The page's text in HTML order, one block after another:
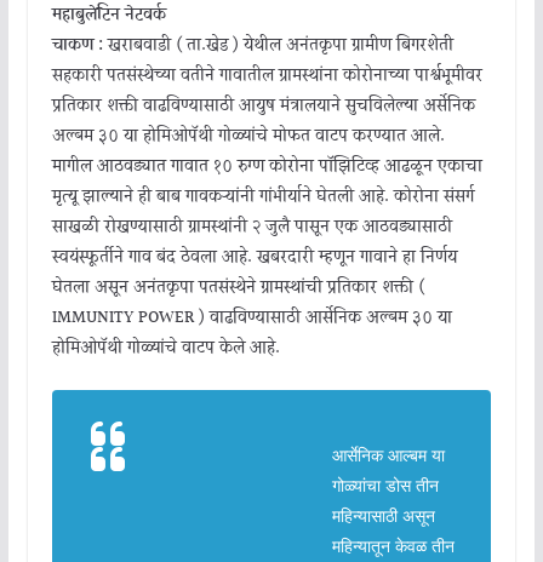
महाबुलेटिन नेटवर्क
चाकण :खराबवाडी ( ता.खेड ) येथील अनंतकृपा ग्रामीण बिगरशेती
सहकारी पतसंस्थेच्या वतीने गावातील ग्रामस्थांना कोरोनाच्या पार्श्वभूमीवर
प्रतिकार शक्ती वाढविण्यासाठी आयुष मंत्रालयाने सुचविलेल्या अर्सेनिक
अल्बम ३० या होमिओपॅथी गोळ्यांचे मोफत वाटप करण्यात आले.
मागील आठवड्यात गावात १० रुग्ण कोरोना पॉझिटिव्ह आढळून एकाचा
मृत्यू झाल्याने ही बाब गावकऱ्यांनी गांभीर्याने घेतली आहे. कोरोना संसर्ग
साखळी रोखण्यासाठी ग्रामस्थांनी २ जुलै पासून एक आठवड्यासाठी
स्वयंस्फूर्तीने गाव बंद ठेवला आहे. खबरदारी म्हणून गावाने हा निर्णय
घेतला असून अनंतकृपा पतसंस्थेने ग्रामस्थांची प्रतिकार शक्ती (
IMMUNITY POWER ) वाढविण्यासाठी आर्सेनिक अल्बम ३० या
होमिओपॅथी गोळ्यांचे वाटप केले आहे.
आर्सेनिक आल्बम या
गोळ्यांचा डोस तीन
महिन्यासाठी असून
महिन्यातून केवळ तीन